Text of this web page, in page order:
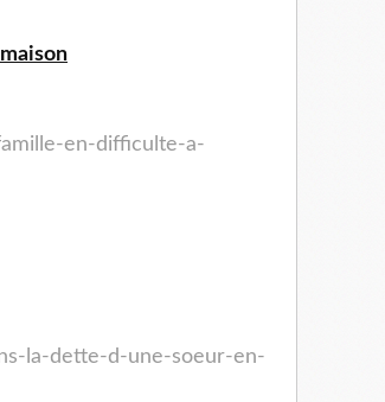
en-difficulte-a-
la-dette-d-une-soeur-en-